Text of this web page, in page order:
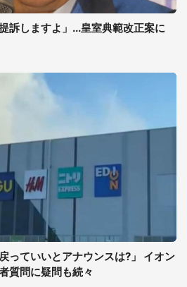
訴しますよ」...皇室典範改正案に
っていいとアナウンスは?」 イオン
質問に疑問も続々